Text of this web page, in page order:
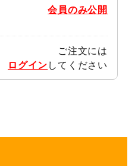
会員のみ公開
ご注文には
ログインしてください